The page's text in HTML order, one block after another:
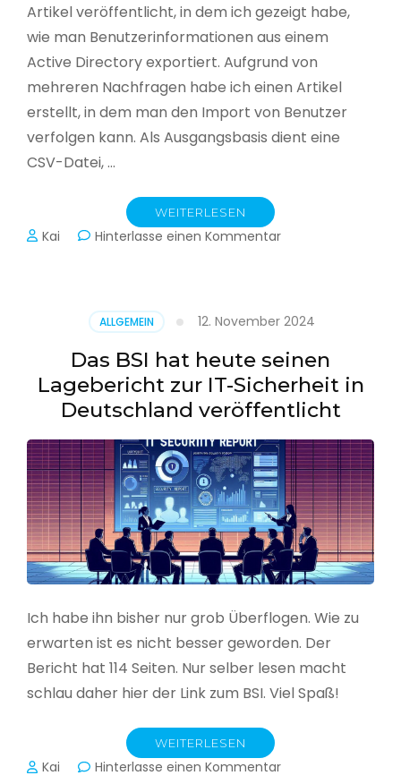
Artikel veröffentlicht, in dem ich gezeigt habe,
wie man Benutzerinformationen aus einem
Active Directory exportiert. Aufgrund von
mehreren Nachfragen habe ich einen Artikel
erstellt, in dem man den Import von Benutzer
verfolgen kann. Als Ausgangsbasis dient eine
CSV-Datei, …
WEITERLESEN
Kai Hinterlasse einen Kommentarzu
aus
CSV
erstellen
ALLGEMEIN 12. November 2024
Das BSI hat heute seinen
Lagebericht zur IT-Sicherheit in
Deutschland veröffentlicht
Ich habe ihn bisher nur grob Überflogen. Wie zu
erwarten ist es nicht besser geworden. Der
Bericht hat 114 Seiten. Nur selber lesen macht
schlau daher hier der Link zum BSI. Viel Spaß!
WEITERLESEN
Kai Hinterlasse einen Kommentarzu